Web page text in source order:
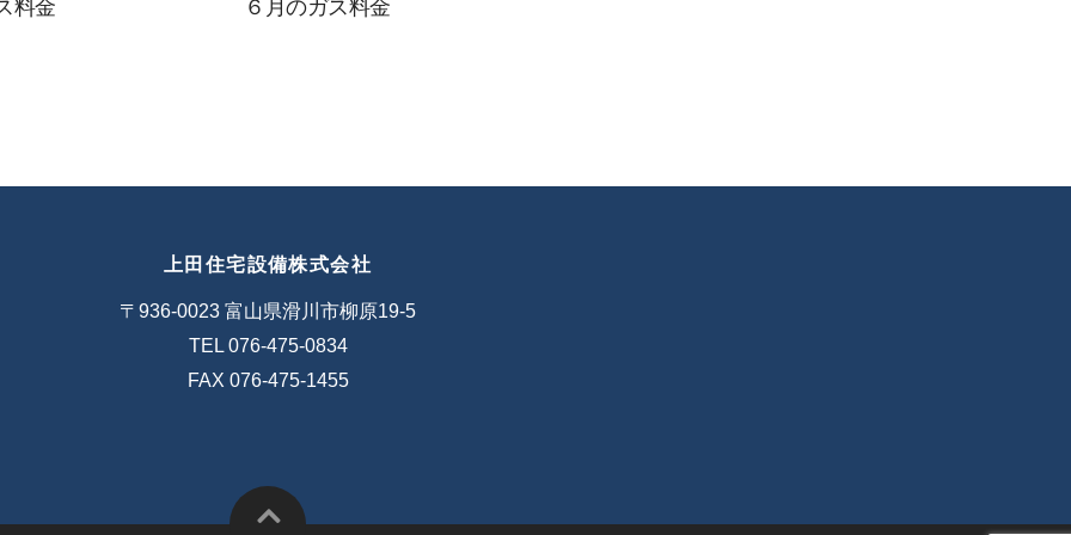
料金 ６月のガス料金
上田住宅設備株式会社
〒936-0023 富山県滑川市柳原19-5
TEL 076-475-0834
FAX 076-475-1455